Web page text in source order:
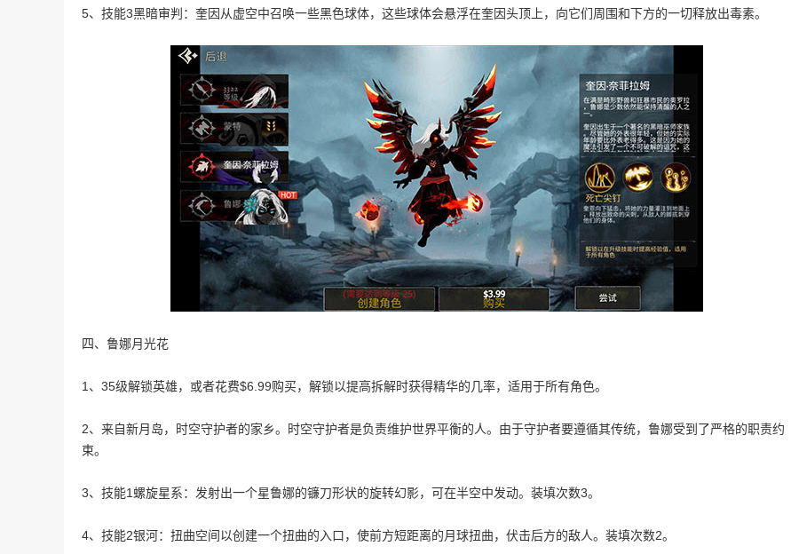
5、技能3黑暗审判：奎因从虚空中召唤一些黑色球体，这些球体会悬浮在奎因头顶上，向它们周围和下方的一切释放出毒素。
四、鲁娜月光花
1、35级解锁英雄，或者花费$6.99购买，解锁以提高拆解时获得精华的几率，适用于所有角色。
2、来自新月岛，时空守护者的家乡。时空守护者是负责维护世界平衡的人。由于守护者要遵循其传统，鲁娜受到了严格的职责约
束。
3、技能1螺旋星系：发射出一个星鲁娜的镰刀形状的旋转幻影，可在半空中发动。装填次数3。
4、技能2银河：扭曲空间以创建一个扭曲的入口，使前方短距离的月球扭曲，伏击后方的敌人。装填次数2。